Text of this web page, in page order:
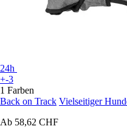
24h
+-3
1 Farben
Back on Track Vielseitiger
Ab 58,62 CHF